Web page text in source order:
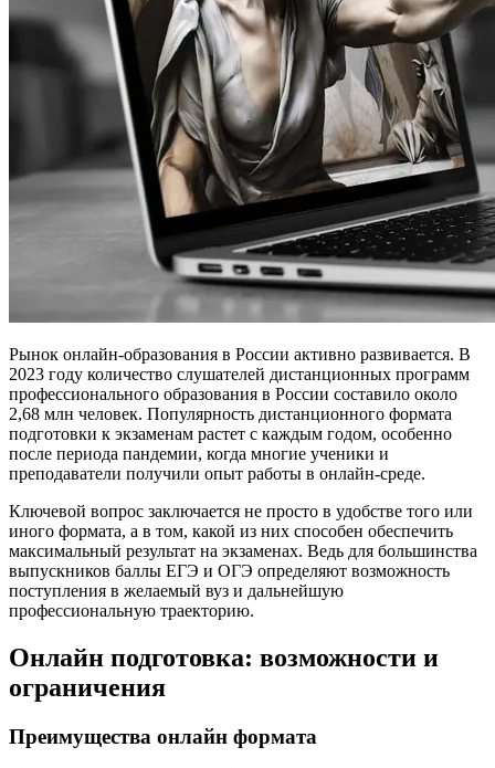
Рынок онлайн-образования в России активно развивается. В
2023 году количество слушателей дистанционных программ
профессионального образования в России составило около
2,68 млн человек. Популярность дистанционного формата
подготовки к экзаменам растет с каждым годом, особенно
после периода пандемии, когда многие ученики и
преподаватели получили опыт работы в онлайн-среде.
Ключевой вопрос заключается не просто в удобстве того или
иного формата, а в том, какой из них способен обеспечить
максимальный результат на экзаменах. Ведь для большинства
выпускников баллы ЕГЭ и ОГЭ определяют возможность
поступления в желаемый вуз и дальнейшую
профессиональную траекторию.
Онлайн подготовка: возможности и
ограничения
Преимущества онлайн формата